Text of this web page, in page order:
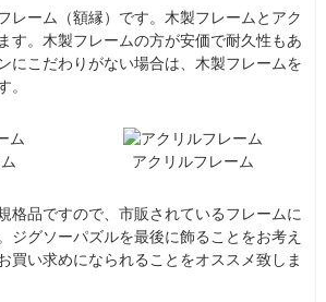
レーム（額縁）です。木製フレームとアク
す。木製フレームの方が安価で耐久性もあ
にこだわりがない場合は、木製フレームを
。
アクリルフレーム
格品ですので、市販されているフレームに
ジグソーパズルを最後に飾ることをお考え
買い求めになられることをオススメ致しま